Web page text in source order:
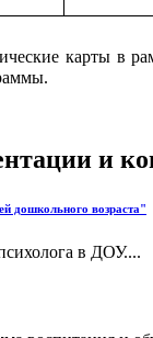
карты в
и
дошкольного возраста"
в ДОУ....